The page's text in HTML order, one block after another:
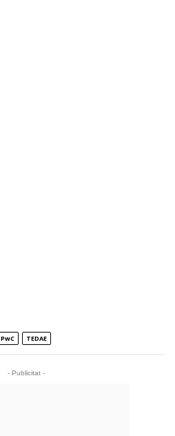
PwC TEDAE
- Publicitat -